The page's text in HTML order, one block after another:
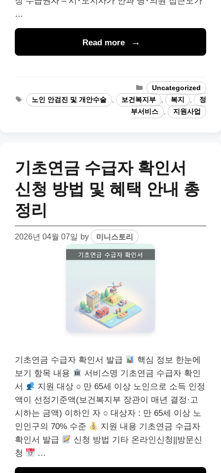
…
Read more
Categories
Uncategorized
Tags노인 안검진 및 개안수술 보건복지부 복지
정
부서비스
지원사업
기초연금 수급자 확인서
신청 방법 및 혜택 안내 총
정리
2026년 04월 07일 by 미니스토리
기초연금 수급자 확인서 발급
핵심 정보 한눈에
보기 항목 내용
서비스명 기초연금 수급자 확인
서
지원 대상 ○ 만 65세 이상 노인으로 소득 인정
액이 선정기준액(보건복지부 장관이 매년 결정·고
시하는 금액) 이하인 자 ○ 대상자 : 만 65세 이상 노
인인구의 70% 수준
지원 내용 기초연금 수급자
확인서 발급
신청 방법 기타 온라인신청||방문신
청
…